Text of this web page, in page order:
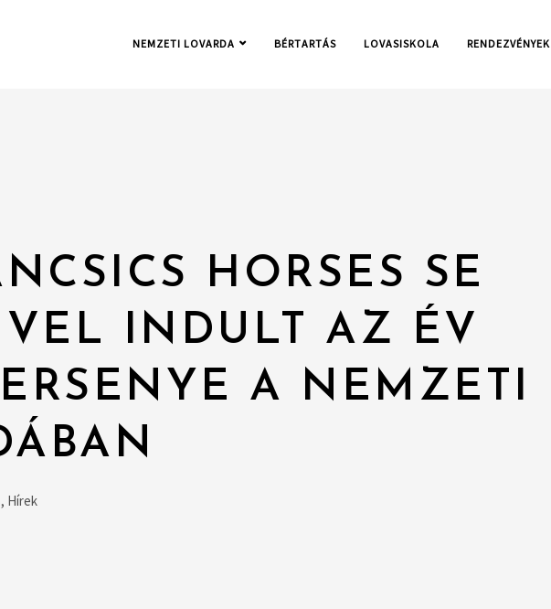
NEMZETI LOVARDA BÉRTARTÁS LOVASISKOLA RENDEZVÉNYEK
HORSES SE
INDULT AZ ÉV
A NEMZETI
, Hírek